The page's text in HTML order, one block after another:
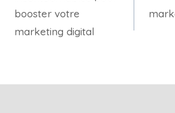
booster votre
marketing digital